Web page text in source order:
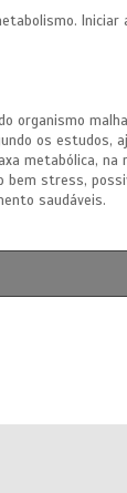
organismo
os estudos,
metabólica, na
bem stress,
saudáveis.